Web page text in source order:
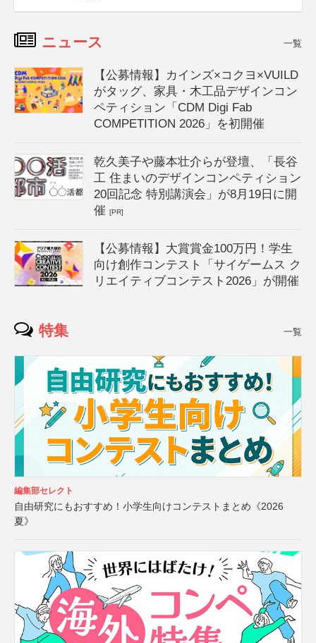
ニュース 一覧
【公募情報】カインズ×コクヨ×VUILD
がタッグ、家具・木工品デザインコン
ペティション「CDM Digi Fab
COMPETITION 2026」を初開催
乾久美子や藤本壮介らが登壇、「長谷
工 住まいのデザインコンペティション
20回記念 特別講演会」が8月19日に開
催[PR]
【公募情報】大賞賞金100万円！学生
向け創作コンテスト「サイゲームス ク
リエイティブコンテスト2026」が開催
特集 一覧
編集部セレクト
自由研究にもおすすめ！小学生向けコンテストまとめ《2026
夏》